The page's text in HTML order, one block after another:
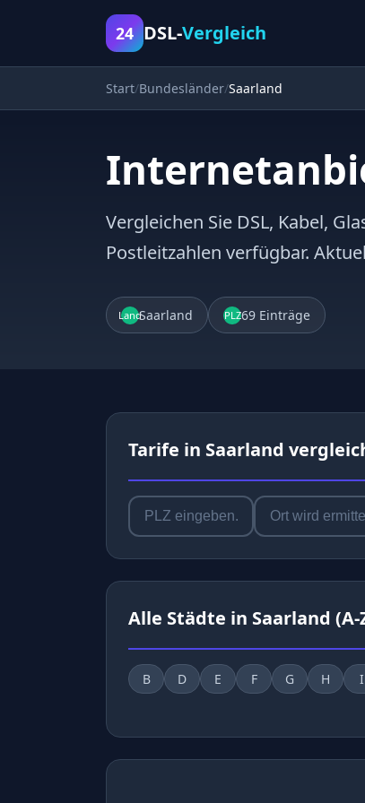
24 DSL-Vergleich
Start Bundesländer Saarland
Vergleichen Sie DSL, Kabel,
Postleitzahlen verfügbar.
LandSaarland PLZ69 Einträge
Tarife in Saarland
Alle Städte in Saarland (A-
B D E F G H I